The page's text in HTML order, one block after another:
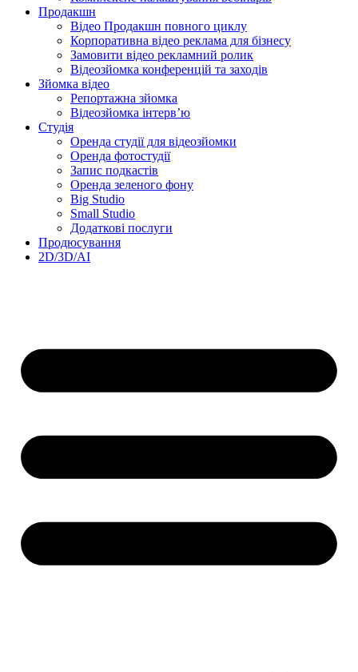
Продакшн
Відео Продакшн повного циклу
Корпоративна відео реклама для бізнесу
Замовити відео рекламний ролик
Відеозйомка конференцій та заходів
Зйомка відео
Репортажна зйомка
Відеозйомка інтерв’ю
Студія
Оренда студії для відеозйомки
Оренда фотостудії
Запис подкастів
Оренда зеленого фону
Big Studio
Small Studio
Додаткові послуги
Продюсування
2D/3D/AI